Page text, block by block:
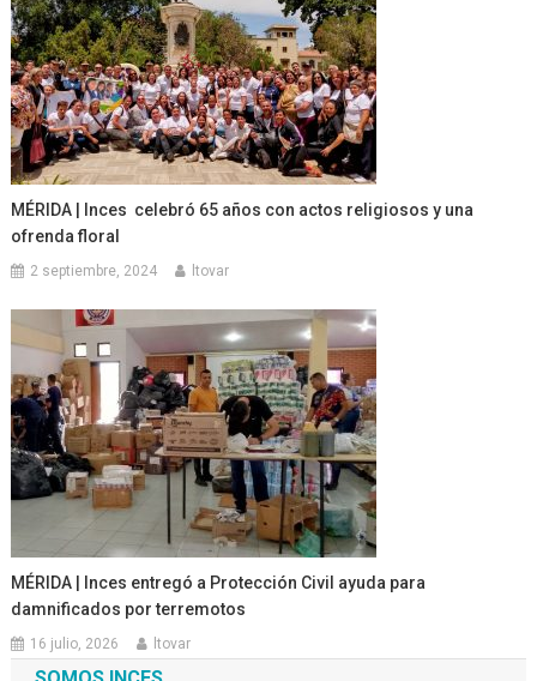
MÉRIDA | Inces celebró 65 años con actos religiosos y una
ofrenda floral
2 septiembre, 2024 ltovar
MÉRIDA | Inces entregó a Protección Civil ayuda para
damnificados por terremotos
16 julio, 2026 ltovar